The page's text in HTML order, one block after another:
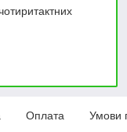
Оплата Умови